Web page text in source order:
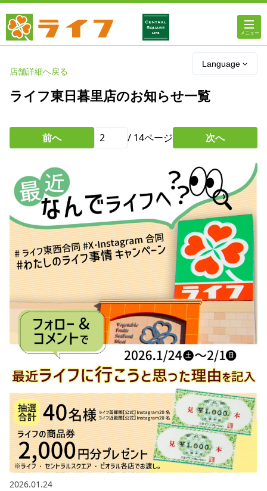
Language
店舗・チラシ情報
ライフのオンラインストア
企業情報
IR情報
採用情報
お問い合わせ
Contact us in English
店舗詳細へ戻る
ライフ東日暮里店のお知らせ一覧
前へ / 14ページ 次へ
2026.01.24